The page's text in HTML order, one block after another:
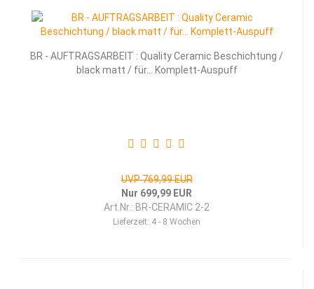
BR - AUFTRAGSARBEIT : Quality Ceramic Beschichtung /
black matt / für... Komplett-Auspuff
UVP 769,99 EUR
Nur 699,99 EUR
Art.Nr.: BR-CERAMIC 2-2
Lieferzeit: 4 - 8 Wochen